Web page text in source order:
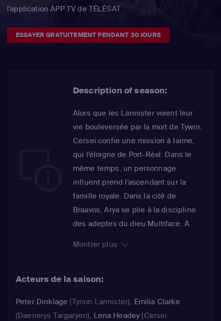
l'application APP TV de TÉLÉSAT
ESSAYER GRATUITEMENT PENDANT 30 JOURS
Description of season:
Alors que les Lannister voient leur
vie bouleversée par la mort de Tywin,
Cersei confie une mission à Jaime,
qui l'éloigne de Port-Réal. Dans le
même temps, un personnage
influent prend l'ascendant sur la
famille royale. Dans la cité de
Braavos, Arya se plie à la discipline
des adeptes du dieu Multiface. A
menace d'une société secrète, tandis
des dragons. Au Nord, Jon Snow doit
meilleur moyen de contenir l'invasion
Montrer plus
Acteurs de la saison:
Peter Dinklage (Tyrion Lannister), Emilia Clarke
(Daenerys Targaryen), Lena Headey (Cersei